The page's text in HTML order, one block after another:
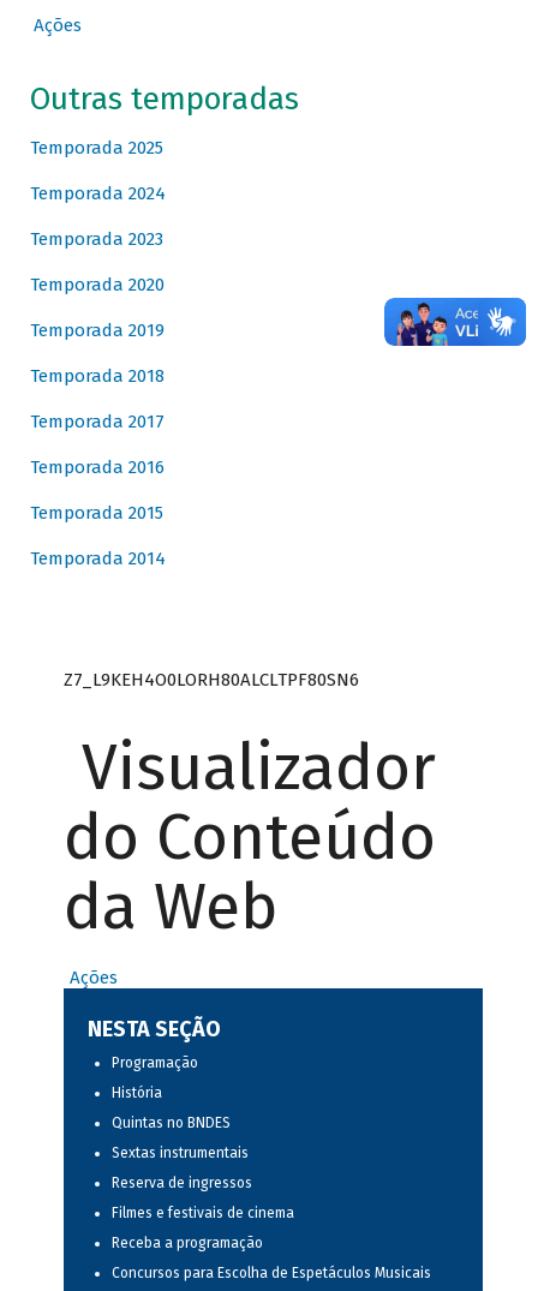
Ações
Outras temporadas
Temporada 2025
Temporada 2024
Temporada 2023
Temporada 2020
Temporada 2019
Temporada 2018
Temporada 2017
Temporada 2016
Temporada 2015
Temporada 2014
Z7_L9KEH4O0LORH80ALCLTPF80SN6
Visualizador
do Conteúdo
da Web
Ações
NESTA SEÇÃO
Programação
História
Quintas no BNDES
Sextas instrumentais
Reserva de ingressos
Filmes e festivais de cinema
Receba a programação
Concursos para Escolha de Espetáculos Musicais